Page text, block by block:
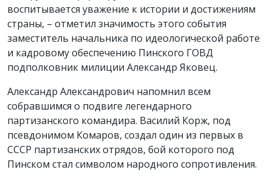
воспитывается уважение к истории и достижениям
страны, – отметил значимость этого события
заместитель начальника по идеологической работе
и кадровому обеспечению Пинского ГОВД
подполковник милиции Александр Яковец.
Александр Александрович напомнил всем
собравшимся о подвиге легендарного
партизанского командира. Василий Корж, под
псевдонимом Комаров, создал один из первых в
СССР партизанских отрядов, бой которого под
Пинском стал символом народного сопротивления.